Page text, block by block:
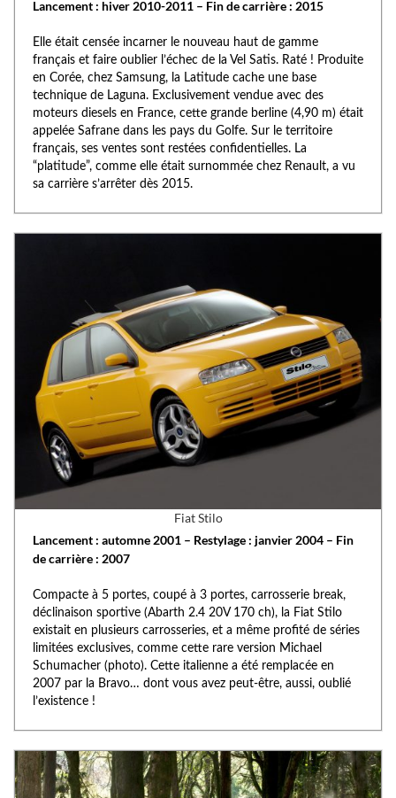
Lancement : hiver 2010-2011 – Fin de carrière : 2015
Elle était censée incarner le nouveau haut de gamme
français et faire oublier l’échec de la Vel Satis. Raté ! Produite
en Corée, chez Samsung, la Latitude cache une base
technique de Laguna. Exclusivement vendue avec des
moteurs diesels en France, cette grande berline (4,90 m) était
appelée Safrane dans les pays du Golfe. Sur le territoire
français, ses ventes sont restées confidentielles. La
“platitude”, comme elle était surnommée chez Renault, a vu
sa carrière s’arrêter dès 2015.
Fiat Stilo
Lancement : automne 2001 – Restylage : janvier 2004 – Fin
de carrière : 2007
Compacte à 5 portes, coupé à 3 portes, carrosserie break,
déclinaison sportive (Abarth 2.4 20V 170 ch), la Fiat Stilo
existait en plusieurs carrosseries, et a même profité de séries
limitées exclusives, comme cette rare version Michael
Schumacher (photo). Cette italienne a été remplacée en
2007 par la Bravo… dont vous avez peut-être, aussi, oublié
l’existence !